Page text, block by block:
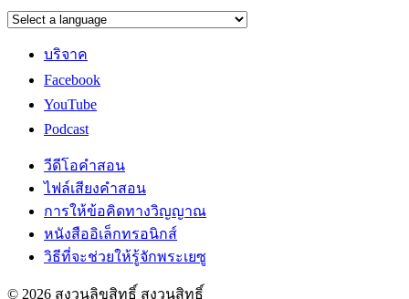
บริจาค
Facebook
YouTube
Podcast
วีดีโอคำสอน
ไฟล์เสียงคำสอน
การให้ข้อคิดทางวิญญาณ
หนังสืออิเล็กทรอนิกส์
วิธีที่จะช่วยให้รู้จักพระเยซู
© 2026 สงวนลิขสิทธิ์ สงวนสิทธิ์